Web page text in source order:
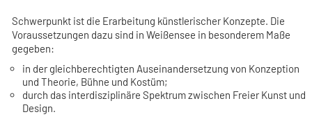
Schwerpunkt ist die Erarbeitung künstlerischer Konzepte. Die
Voraussetzungen dazu sind in Weißensee in besonderem Maße
gegeben:
in der gleichberechtigten Auseinandersetzung von Konzeption
und Theorie, Bühne und Kostüm;
durch das interdisziplinäre Spektrum zwischen Freier Kunst und
Design.